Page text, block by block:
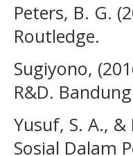
Peters, B. G.
Routledge.
Sugiyono,
R&D.
Yusuf, S. A.,
Sosial Dalam